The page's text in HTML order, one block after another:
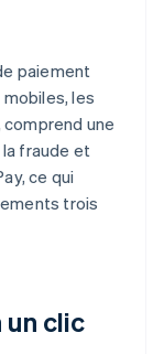
paiement
les
une
fraude et
ce qui
trois
un clic